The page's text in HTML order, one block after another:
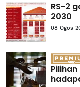
RS-2
2030
08 Ogos